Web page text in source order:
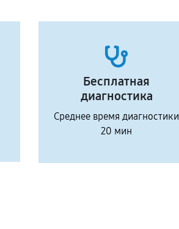
Бесплатная
диагностика
Среднее время диагностики
20 мин